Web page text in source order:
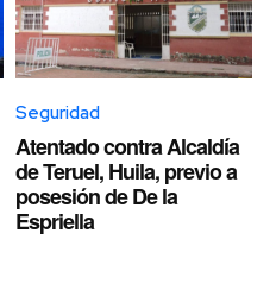
Seguridad
Atentado contra Alcaldía
de Teruel, Huila, previo a
posesión de De la
Espriella